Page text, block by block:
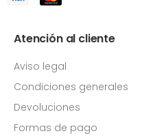
Atención al cliente
Aviso legal
Condiciones generales
Devoluciones
Formas de pago